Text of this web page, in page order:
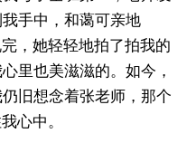
手中，和蔼可亲地
，她轻轻地拍了拍我的
里也美滋滋的。如今，
旧想念着张老师，那个
心中。